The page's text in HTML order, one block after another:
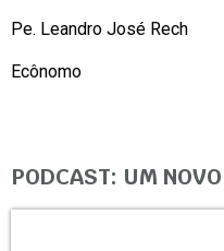
Pe. Leandro José Rech
Ecônomo
PODCAST: UM